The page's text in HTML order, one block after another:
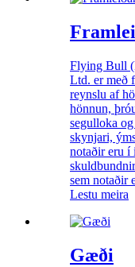
Flying Bull
Ltd. er með
reynslu af
hönnun,
segulloka
skynjari,
notaðir eru í
sem notaðir
Lestu meira
Gæði